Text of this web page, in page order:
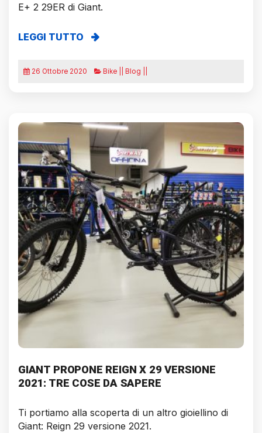
E+ 2 29ER di Giant.
LEGGI TUTTO
26 Ottobre 2020 Bike || Blog ||
GIANT PROPONE REIGN X 29 VERSIONE
2021: TRE COSE DA SAPERE
Ti portiamo alla scoperta di un altro gioiellino di
Giant: Reign 29 versione 2021.